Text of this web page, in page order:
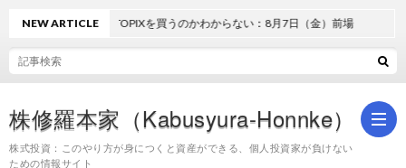
株修羅本家（Kabusyura-Honnke）
株式投資：このやり方が身につくと資産ができる、個人投資家が負けない
ための情報サイト
NEW ARTICLE
どうしてTOPIXを買うのかわからない：8月7日（金）前場